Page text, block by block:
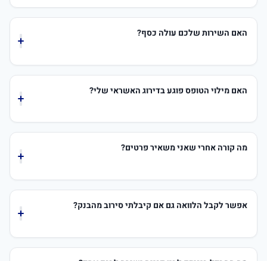
הפיננסי שבחרתם.
לאחר מילוי פרטים בטופס באתר, המערכת שלנו מעבירה את
הבקשה לגופים פיננסיים מתאימים. לעיתים, נציג מקצועי
הצעות מגופים שונים ותוכלו לבחור את זו שהכי מתאימה
האם השירות שלכם עולה כסף?
השימוש במערכת Loan4all להגשת בקשה ובדיקת זכאות
ראשונית אינו כרוך בתשלום מצד מבקשי ההלוואה. המודל
שאיתם אנחנו עובדים.
האם מילוי הטופס פוגע בדירוג האשראי שלי?
מילוי הפרטים באתר כשלעצמו אינו משפיע על הדירוג. רק
לאחר שגוף מימון ספציפי ירצה להעניק הצעה רשמית, הוא
מה קורה אחרי שאני משאיר פרטים?
הפרטים שלכם נבדקים והפנייה מועברת לגופי מימון
רלוונטיים, או שנציג מטעמנו יוצר קשר להשלמת פרטים.
ותחליטו עם מי ברצונכם להמשיך את התהליך.
אפשר לקבל הלוואה גם אם קיבלתי סירוב מהבנק?
זה אפשרי. אנחנו עובדים גם עם גופים חוץ-בנקאיים